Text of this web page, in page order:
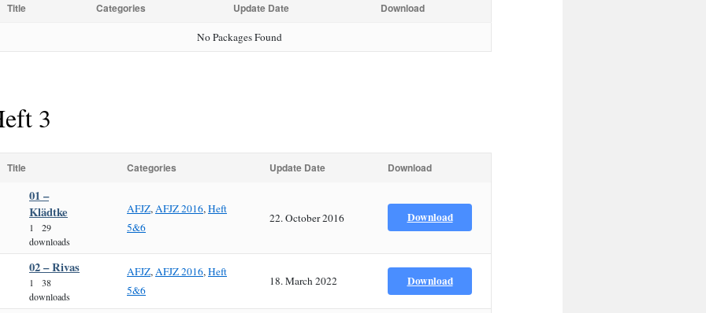
Title Categories Update Date Download
No Packages Found
3
Title Categories Update Date Download
01 –
Klädtke
1
29
downloads
AFJZ,AFJZ 2016,Heft
5&6
22. October 2016 Download
02 – Rivas
1
38
downloads
AFJZ,AFJZ 2016,Heft
5&6
18. March 2022 Download